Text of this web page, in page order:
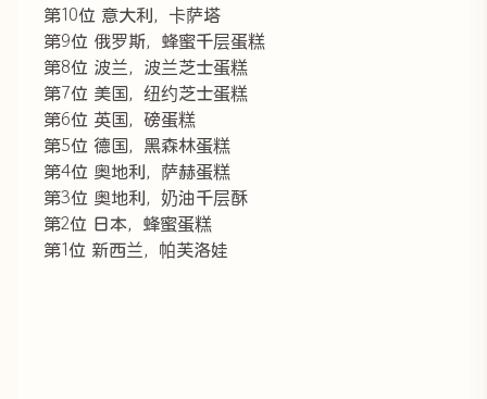
第10位 意大利，卡萨塔
第9位 俄罗斯，蜂蜜千层蛋糕
第8位 波兰，波兰芝士蛋糕
第7位 美国，纽约芝士蛋糕
第6位 英国，磅蛋糕
第5位 德国，黑森林蛋糕
第4位 奥地利，萨赫蛋糕
第3位 奥地利，奶油千层酥
第2位 日本，蜂蜜蛋糕
第1位 新西兰，帕芙洛娃